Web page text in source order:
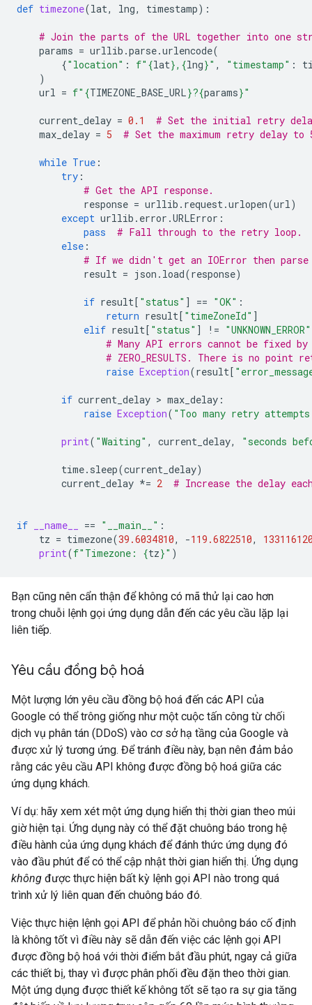
def timezone(lat, lng, timestamp):
# Join the parts of the URL together into one
params = urllib .parse.urlencode(
{"location" : f" {lat}, {lng}" , "timestamp" :
)
url = f" {TIMEZONE_BASE_URL}?{params}"
current_delay = 0.1
# Set the initial retry
max_delay = 5 # Set the maximum retry delay to
while True :
try :
# Get the API response.
response = urllib . request.urlopen(url)
except urllib . error .URLError :
pass
# Fall through to the retry loop.
else :
# If we didn't get an IOError then
result = json . load(response)
if result[ "status" ] == "OK" :
return result[ "timeZoneId" ]
elif result[ "status" ] != "UNKNOWN_ERROR"
# Many API errors cannot be fixed by
# ZERO_RESULTS. There is no point
raise Exception(result[
if current_delay > max_delay :
raise Exception( "Too many retry
print( "Waiting" , current_delay, "seconds
time. sleep(current_delay)
current_delay *= 2 # Increase the delay
if __name__ == "__main__" :
tz = timezone(39.6034810, -119.6822510,
print(f"Timezone: {tz}" )
Bạn cũng nên cẩn thận để không có mã thử lại cao hơn
trong chuỗi lệnh gọi ứng dụng dẫn đến các yêu cầu lặp lại
liên tiếp.
Yêu cầu đồng bộ hoá
Một lượng lớn yêu cầu đồng bộ hoá đến các API của
Google có thể trông giống như một cuộc tấn công từ chối
dịch vụ phân tán (DDoS) vào cơ sở hạ tầng của Google và
được xử lý tương ứng. Để tránh điều này, bạn nên đảm bảo
rằng các yêu cầu API không được đồng bộ hoá giữa các
ứng dụng khách.
Ví dụ: hãy xem xét một ứng dụng hiển thị thời gian theo múi
giờ hiện tại. Ứng dụng này có thể đặt chuông báo trong hệ
điều hành của ứng dụng khách để đánh thức ứng dụng đó
vào đầu phút để có thể cập nhật thời gian hiển thị. Ứng dụng
không được thực hiện bất kỳ lệnh gọi API nào trong quá
trình xử lý liên quan đến chuông báo đó.
Việc thực hiện lệnh gọi API để phản hồi chuông báo cố định
là không tốt vì điều này sẽ dẫn đến việc các lệnh gọi API
được đồng bộ hoá với thời điểm bắt đầu phút, ngay cả giữa
các thiết bị, thay vì được phân phối đều đặn theo thời gian.
Một ứng dụng được thiết kế không tốt sẽ tạo ra sự gia tăng